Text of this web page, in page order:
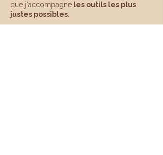
que j'accompagne les outils les plus
justes possibles.